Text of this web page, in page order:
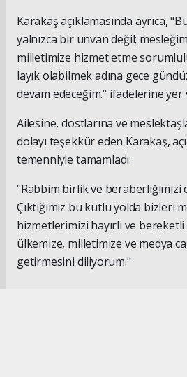
Karakaş açıklamasında ayrıca,
yalnızca bir unvan değil;
milletimize hizmet etme
layık olabilmek adına gece
devam edeceğim." ifadelerine yer
Ailesine, dostlarına ve
dolayı teşekkür eden Karakaş,
temenniyle tamamladı:
"Rabbim birlik ve beraberliğimizi
Çıktığımız bu kutlu yolda bizleri
hizmetlerimizi hayırlı ve bereketli
ülkemize, milletimize ve medya
getirmesini diliyorum."